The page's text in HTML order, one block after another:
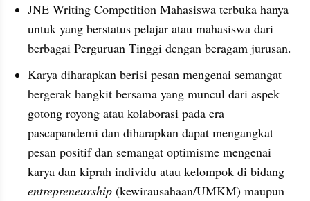
JNE Writing Competition Mahasiswa terbuka hanya
untuk yang berstatus pelajar atau mahasiswa dari
berbagai Perguruan Tinggi dengan beragam jurusan.
Karya diharapkan berisi pesan mengenai semangat
bergerak bangkit bersama yang muncul dari aspek
gotong royong atau kolaborasi pada era
pascapandemi dan diharapkan dapat mengangkat
pesan positif dan semangat optimisme mengenai
entrepreneurship (kewirausahaan/UMKM) maupun